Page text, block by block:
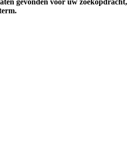
gevonden voor uw zoekopdracht,